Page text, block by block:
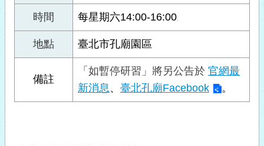
時間 每星期六14:00-16:00
地點 臺北市孔廟園區
備註
「如暫停研習」將另公告於 官網最
新消息、 臺北孔廟Facebook 。